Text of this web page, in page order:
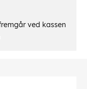
ved kassen